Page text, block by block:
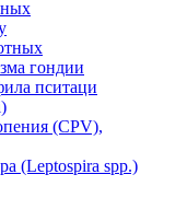
гондии
пситаци
(CPV),
(Leptospira spp.)